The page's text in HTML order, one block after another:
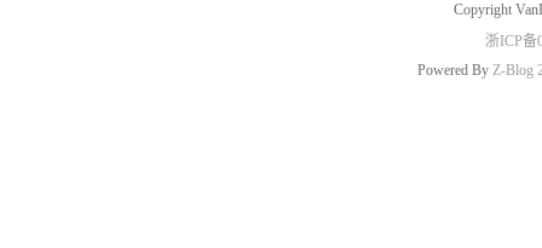
Copyright
浙ICP备
Powered By Z-Blog